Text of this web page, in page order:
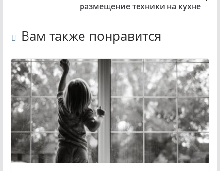
размещение техники на кухне
Вам также понравится